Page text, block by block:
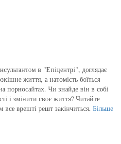
в "Епіцентрі", доглядає
життя, а натомість боїться
порносайтах. Чи знайде він в собі
і змінити своє життя? Читайте
все врешті решт закінчиться. Більше